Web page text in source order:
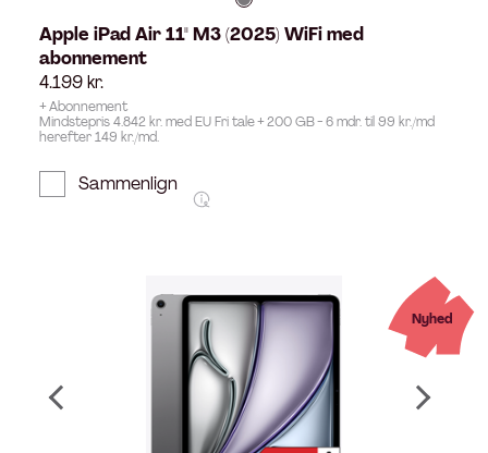
Apple iPad Air 11" M3 (2025) WiFi med
abonnement
4.199kr.
+ Abonnement
Mindstepris 4.842 kr. med EU Fri tale + 200 GB - 6 mdr. til 99 kr./md
herefter 149 kr./md.
Sammenlign
Nyhed